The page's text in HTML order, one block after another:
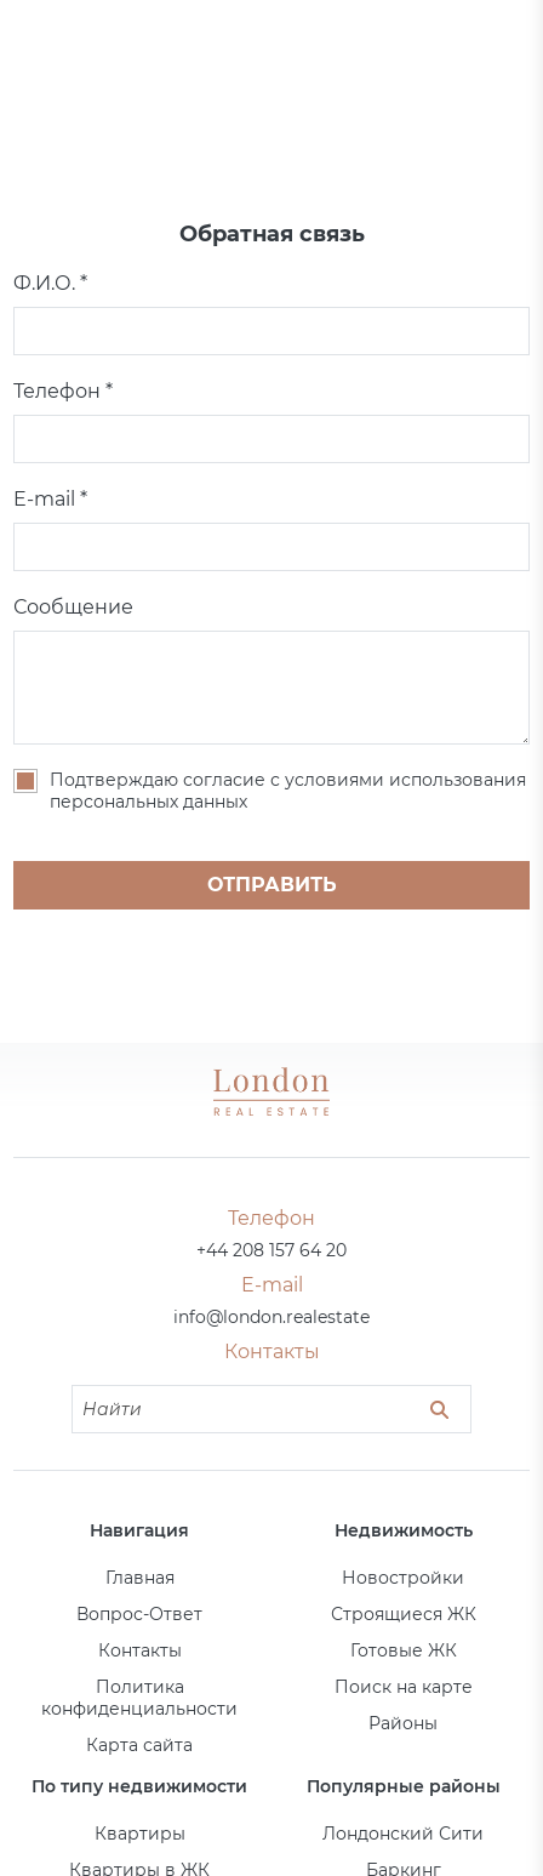
Обратная связь
Ф.И.О. *
Телефон *
E-mail *
Сообщение
Подтверждаю согласие с условиями использования
персональных данных
ОТПРАВИТЬ
Телефон
+44 208 157 64 20
E-mail
info@london.realestate
Контакты
Навигация
Главная
Вопрос-Ответ
Контакты
Политика
конфиденциальности
Карта сайта
Недвижимость
Новостройки
Строящиеся ЖК
Готовые ЖК
Поиск на карте
Районы
По типу недвижимости
Квартиры
Квартиры в ЖК
Популярные районы
Лондонский Сити
Баркинг